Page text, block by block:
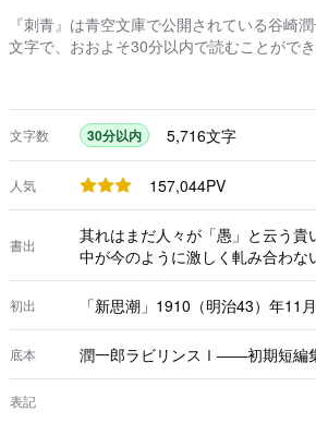
『刺青』は青空文庫で公開されている谷崎
文字で、おおよそ30分以内で読むことができ
文字数 30分以内 5,716文字
人気 157,044PV
書出
其れはまだ人々が「愚」と云う貴
中が今のように激しく軋み合わな
初出 「新思潮」1910（明治43）年11
底本 潤一郎ラビリンスⅠ――初期短編
表記